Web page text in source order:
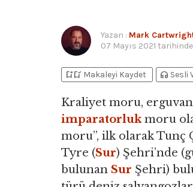
Yazan : Mark
07 Mayıs 2021 tarihinde
bookmark_addbookmark_added Makaleyi Kaydet headphones Sesli
Kraliyet moru,
imparatorlukmoru
moru”, ilk olarak Tunç
Tyre (Sur) Şehri’nde
bulunan Sur Şehri)